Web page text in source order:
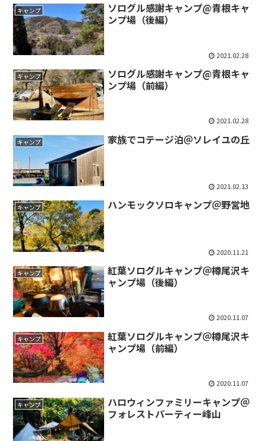
キャンプ
ソログル感謝キャンプ@青根キャ
ンプ場（後編）
2021.02.28
キャンプ
ソログル感謝キャンプ@青根キャ
ンプ場（前編）
2021.02.28
キャンプ 家族でコテージ泊＠ソレイユの丘
2021.02.13
キャンプ ハンモックソロキャンプ＠野営地
2020.11.21
キャンプ
紅葉ソログルキャンプ＠樽尾沢キ
ャンプ場（後編）
2020.11.07
キャンプ
紅葉ソログルキャンプ＠樽尾沢キ
ャンプ場（前編）
2020.11.07
キャンプ
ハロウィンファミリーキャンプ＠
フォレストパーティー峰山